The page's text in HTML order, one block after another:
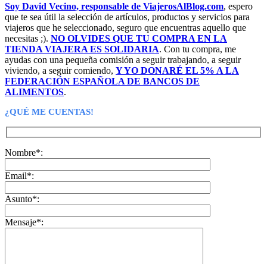
Soy David Vecino, responsable de ViajerosAlBlog.com, espero
que te sea útil la selección de artículos, productos y servicios para
viajeros que he seleccionado, seguro que encuentras aquello que
necesitas ;). NO OLVIDES QUE TU COMPRA EN LA
TIENDA VIAJERA ES SOLIDARIA. Con tu compra, me
ayudas con una pequeña comisión a seguir trabajando, a seguir
viviendo, a seguir comiendo, Y YO DONARÉ EL 5% A LA
FEDERACIÓN ESPAÑOLA DE BANCOS DE
ALIMENTOS.
¿QUÉ ME CUENTAS!
Nombre*:
Email*:
Asunto*:
Mensaje*: